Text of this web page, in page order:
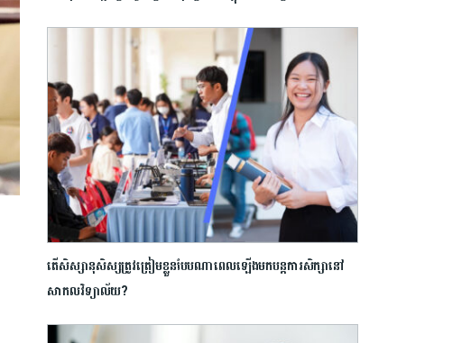
តើ​សិស្សានុសិស្ស​ត្រូវ​ត្រៀម​ខ្លួន​បែប​ណា​ពេល​ឡើង​មក​បន្ត​ការ​សិក្សា​នៅ​
សាកល​វិទ្យាល័យ​?